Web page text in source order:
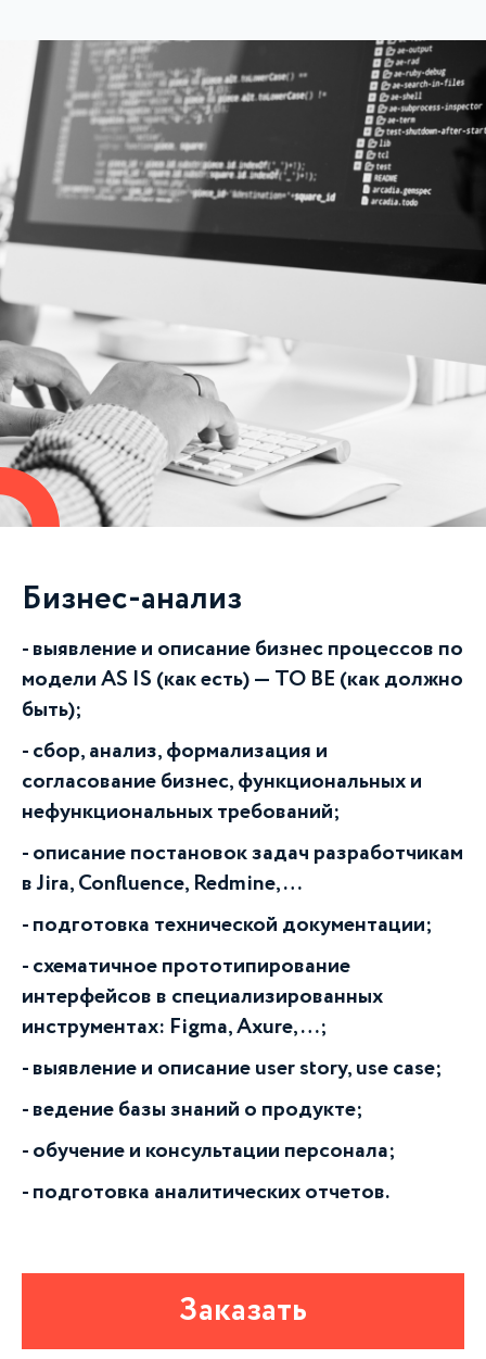
Бизнес-анализ
выявление и описание бизнес процессов по
модели AS IS (как есть) — TO BE (как должно
быть);
сбор, анализ, формализация и
согласование бизнес, функциональных и
нефункциональных требований;
описание постановок задач разработчикам
в Jira, Confluence, Redmine, …
подготовка технической документации;
схематичное прототипирование
интерфейсов в специализированных
инструментах: Figma, Axure, …;
выявление и описание user story, use case;
ведение базы знаний о продукте;
обучение и консультации персонала;
подготовка аналитических отчетов.
Заказать